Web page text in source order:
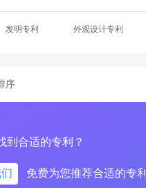
发明专利 外观设计专利
序
到合适的专利？
免费为您推荐合适的专利